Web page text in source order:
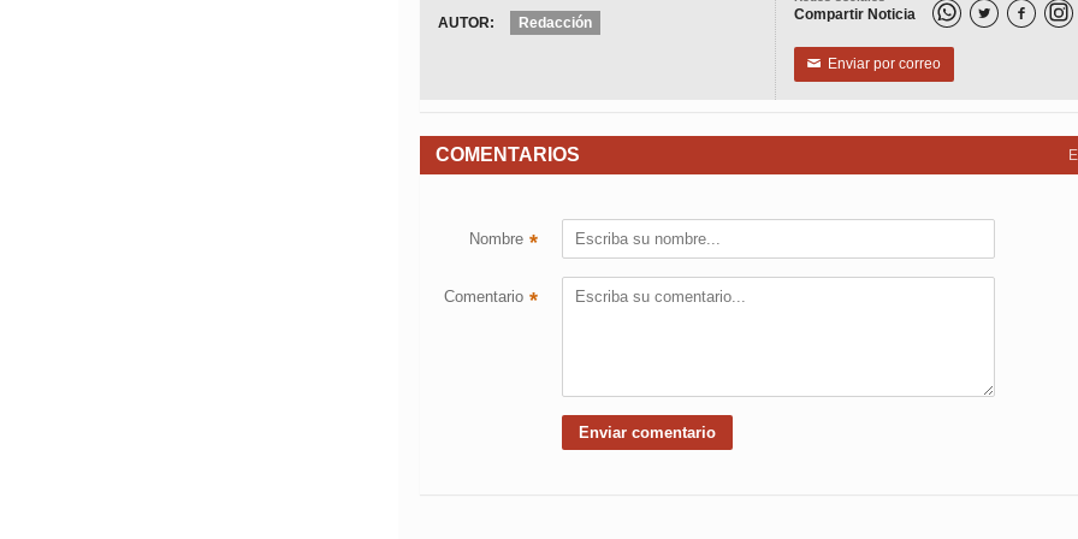
Compartir Noticia  
✉ Enviar por correo
AUTOR: Redacción
COMENTARIOS
Nombre *
Comentario *